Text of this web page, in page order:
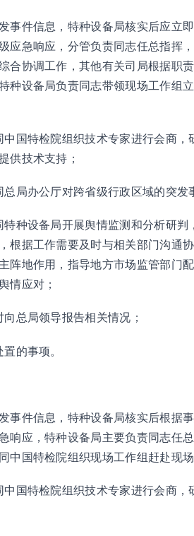
事件信息，特种设备局核实后应立
应急响应，分管负责同志任总指挥
合协调工作，其他有关司局根据职
种设备局负责同志带领现场工作组
中国特检院组织技术专家进行会商
供技术支持；
总局办公厅对跨省级行政区域的突
特种设备局开展舆情监测和分析研
根据工作需要及时与相关部门沟通
阵地作用，指导地方市场监管部门
情应对；
向总局领导报告相关情况；
的事项。
事件信息，特种设备局核实后根据
响应，特种设备局主要负责同志任
中国特检院组织现场工作组赶赴现
中国特检院组织技术专家进行会商